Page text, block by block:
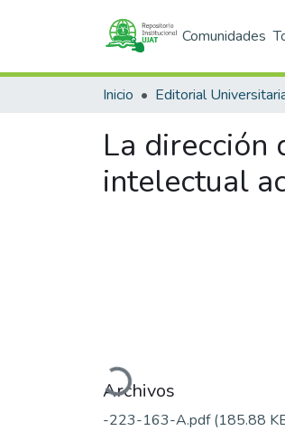
Comunidades
Inicio Editorial
La dirección
intelectual
Cargando...
Archivos
-223-163-A.pdf(185.88